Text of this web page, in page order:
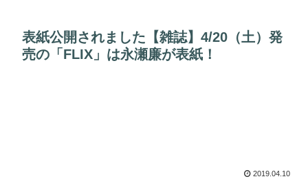
表紙公開されました【雑誌】4/20（土）発
売の「FLIX」は永瀬廉が表紙！
2019.04.10